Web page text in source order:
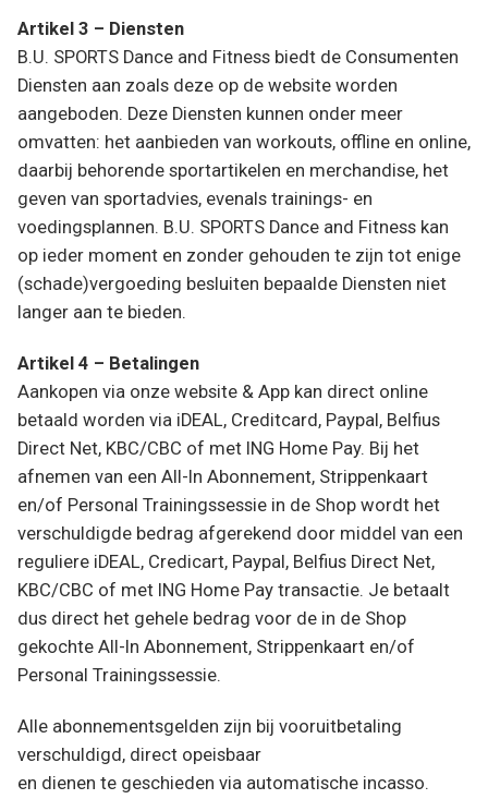
Artikel 3 – Diensten
B.U. SPORTS Dance and Fitness biedt de Consumenten
Diensten aan zoals deze op de website worden
aangeboden. Deze Diensten kunnen onder meer
omvatten: het aanbieden van workouts, offline en online,
daarbij behorende sportartikelen en merchandise, het
geven van sportadvies, evenals trainings- en
voedingsplannen. B.U. SPORTS Dance and Fitness kan
op ieder moment en zonder gehouden te zijn tot enige
(schade)vergoeding besluiten bepaalde Diensten niet
langer aan te bieden.
Artikel 4 – Betalingen
Aankopen via onze website & App kan direct online
betaald worden via iDEAL, Creditcard, Paypal, Belfius
Direct Net, KBC/CBC of met ING Home Pay. Bij het
afnemen van een All-In Abonnement, Strippenkaart
en/of Personal Trainingssessie in de Shop wordt het
verschuldigde bedrag afgerekend door middel van een
reguliere iDEAL, Credicart, Paypal, Belfius Direct Net,
KBC/CBC of met ING Home Pay transactie. Je betaalt
dus direct het gehele bedrag voor de in de Shop
gekochte All-In Abonnement, Strippenkaart en/of
Personal Trainingssessie.
Alle abonnementsgelden zijn bij vooruitbetaling
verschuldigd, direct opeisbaar
en dienen te geschieden via automatische incasso.